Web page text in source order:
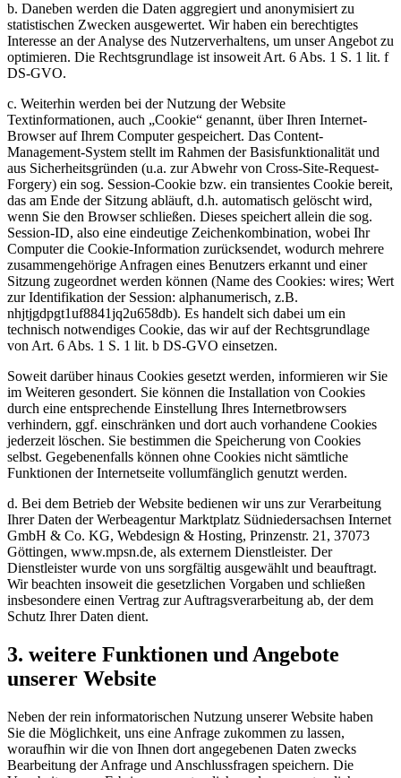
b. Daneben werden die Daten aggregiert und anonymisiert zu
statistischen Zwecken ausgewertet. Wir haben ein berechtigtes
Interesse an der Analyse des Nutzerverhaltens, um unser Angebot zu
optimieren. Die Rechtsgrundlage ist insoweit Art. 6 Abs. 1 S. 1 lit. f
DS-GVO.
c. Weiterhin werden bei der Nutzung der Website
Textinformationen, auch „Cookie“ genannt, über Ihren Internet-
Browser auf Ihrem Computer gespeichert. Das Content-
Management-System stellt im Rahmen der Basisfunktionalität und
aus Sicherheitsgründen (u.a. zur Abwehr von Cross-Site-Request-
Forgery) ein sog. Session-Cookie bzw. ein transientes Cookie bereit,
das am Ende der Sitzung abläuft, d.h. automatisch gelöscht wird,
wenn Sie den Browser schließen. Dieses speichert allein die sog.
Session-ID, also eine eindeutige Zeichenkombination, wobei Ihr
Computer die Cookie-Information zurücksendet, wodurch mehrere
zusammengehörige Anfragen eines Benutzers erkannt und einer
Sitzung zugeordnet werden können (Name des Cookies: wires; Wert
zur Identifikation der Session: alphanumerisch, z.B.
nhjtjgdpgt1uf8841jq2u658db). Es handelt sich dabei um ein
technisch notwendiges Cookie, das wir auf der Rechtsgrundlage
von Art. 6 Abs. 1 S. 1 lit. b DS-GVO einsetzen.
Soweit darüber hinaus Cookies gesetzt werden, informieren wir Sie
im Weiteren gesondert. Sie können die Installation von Cookies
durch eine entsprechende Einstellung Ihres Internetbrowsers
verhindern, ggf. einschränken und dort auch vorhandene Cookies
jederzeit löschen. Sie bestimmen die Speicherung von Cookies
selbst. Gegebenenfalls können ohne Cookies nicht sämtliche
Funktionen der Internetseite vollumfänglich genutzt werden.
d. Bei dem Betrieb der Website bedienen wir uns zur Verarbeitung
Ihrer Daten der Werbeagentur Marktplatz Südniedersachsen Internet
GmbH & Co. KG, Webdesign & Hosting, Prinzenstr. 21, 37073
Göttingen, www.mpsn.de, als externem Dienstleister. Der
Dienstleister wurde von uns sorgfältig ausgewählt und beauftragt.
Wir beachten insoweit die gesetzlichen Vorgaben und schließen
insbesondere einen Vertrag zur Auftragsverarbeitung ab, der dem
Schutz Ihrer Daten dient.
3. weitere Funktionen und Angebote
unserer Website
Neben der rein informatorischen Nutzung unserer Website haben
Sie die Möglichkeit, uns eine Anfrage zukommen zu lassen,
woraufhin wir die von Ihnen dort angegebenen Daten zwecks
Bearbeitung der Anfrage und Anschlussfragen speichern. Die